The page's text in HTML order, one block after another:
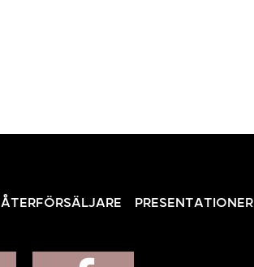
ÅTERFÖRSÄLJARE PRESENTATIONER